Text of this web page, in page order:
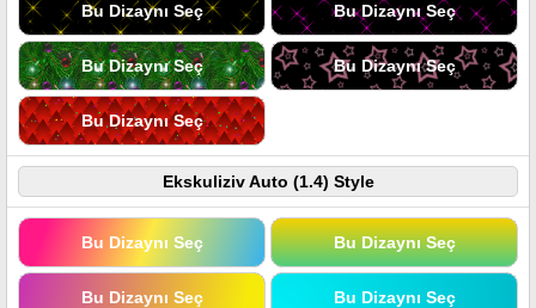
Bu Dizaynı Seç Bu Dizaynı Seç
Bu Dizaynı Seç Bu Dizaynı Seç
Bu Dizaynı Seç
Ekskuliziv Auto (1.4) Style
Bu Dizaynı Seç Bu Dizaynı Seç
Bu Dizaynı Seç Bu Dizaynı Seç